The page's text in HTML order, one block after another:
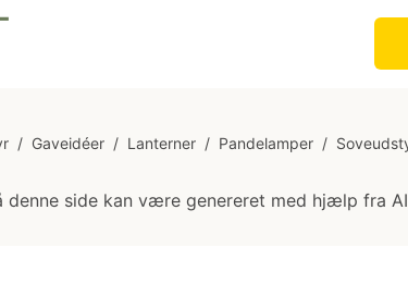
/ Gaveidéer / Lanterner / Pandelamper /
denne side kan være genereret med hjælp fra